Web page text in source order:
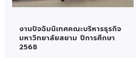
งานปัจฉิมนิเทศคณะบริหารธุรกิจ
มหาวิทยาลัยสยาม ปีการศึกษา
2568